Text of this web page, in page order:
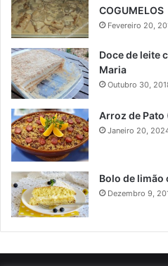
COGUMELOS
Fevereiro 20,
Doce de leite
Maria
Outubro 30,
Arroz de Pato
Janeiro 20,
Bolo de limão
Dezembro 9,